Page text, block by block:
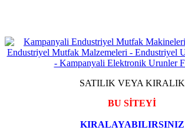
SATILIK VEYA KIRALIK
BU SİTEYİ
KIRALAYABILIRSINIZ